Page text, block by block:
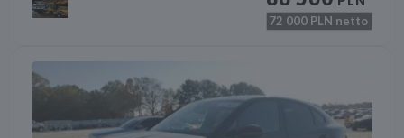
72 000 PLN netto